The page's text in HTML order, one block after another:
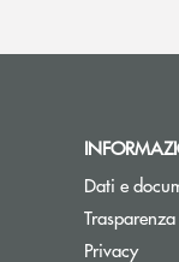
Dati e
Trasparenza
Privacy